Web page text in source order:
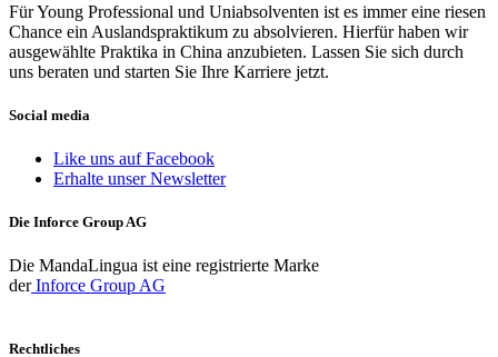
Für Young Professional und Uniabsolventen ist es immer eine riesen
Chance ein Auslandspraktikum zu absolvieren. Hierfür haben wir
ausgewählte Praktika in China anzubieten. Lassen Sie sich durch
uns beraten und starten Sie Ihre Karriere jetzt.
Social media
Like uns auf Facebook
Erhalte unser Newsletter
Die Inforce Group AG
Die MandaLingua ist eine registrierte Marke
derInforce Group AG
Rechtliches